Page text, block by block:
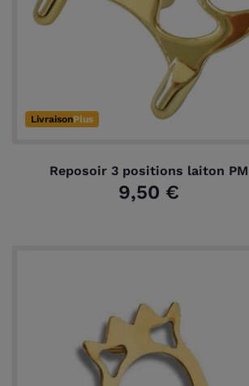
LivraisonPlus
Reposoir 3 positions laiton PM
9,50 €